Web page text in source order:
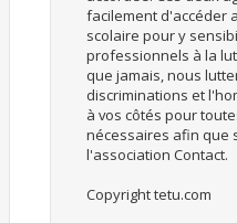
facilement d'accéder
scolaire pour y
professionnels à la
que jamais, nous
discriminations et
à vos côtés pour
nécessaires afin que
l'association Contact.
Copyright tetu.com